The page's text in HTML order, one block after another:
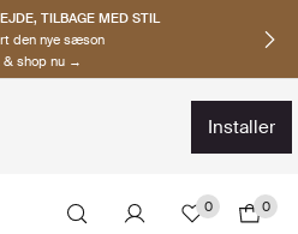
TILBAGE MED STIL
den nye sæson
& shop nu →
installer
0 0